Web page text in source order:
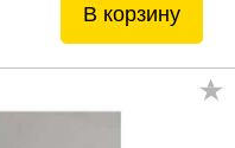
В корзину